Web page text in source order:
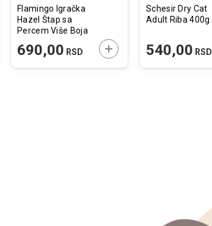
U KORPU
Flamingo Igračka
Hazel Štap sa
Percem Više Boja
690,00 RSD DODAJTE U KORPU
Schesir Dry Cat
Adult Riba 400g
540,00 RSD